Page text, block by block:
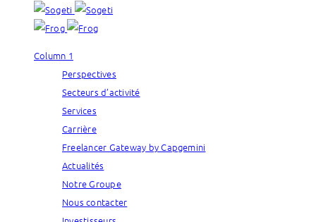
Column 1
Perspectives
Secteurs d’activité
Services
Carrière
Freelancer Gateway by Capgemini
Actualités
Notre Groupe
Nous contacter